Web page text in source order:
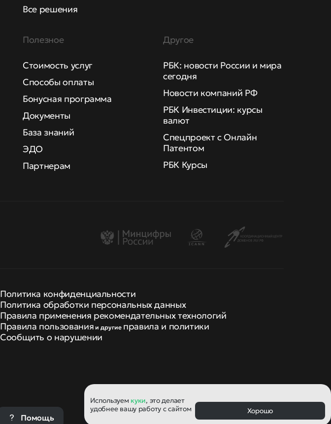
Все решения
Полезное
Стоимость услуг
Способы оплаты
Бонусная программа
Документы
База знаний
ЭДО
Партнерам
Другое
РБК: новости России и мира
сегодня
Новости компаний РФ
РБК Инвестиции: курсы
валют
Спецпроект с Онлайн
Патентом
РБК Курсы
Политика конфиденциальности
Политика обработки персональных данных
Правила применения рекомендательных технологий
Правила пользования и другие правила и политики
Сообщить о нарушении
Используем куки, это делает
удобнее вашу работу с сайтом
Хорошо
Помощь